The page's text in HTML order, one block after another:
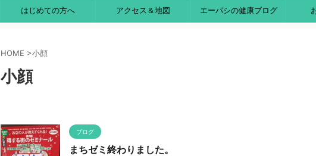
はじめての方へ アクセス＆地図 エーパシの健康ブログ
HOME >小顔
小顔
ブログ
まちゼミ終わりました。